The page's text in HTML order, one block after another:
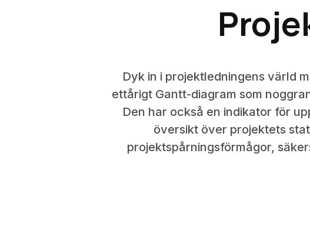
Dyk in i projektledningens värld
ettårigt Gantt-diagram som
Den har också en indikator för
översikt över projektets
projektspårningsförmågor,